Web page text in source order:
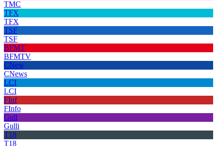
TMC
TFX
TFX
TSF
TSF
BFMT
BFMTV
CNew
CNews
LCI
LCI
FInf
FInfo
Gull
Gulli
T18
T18